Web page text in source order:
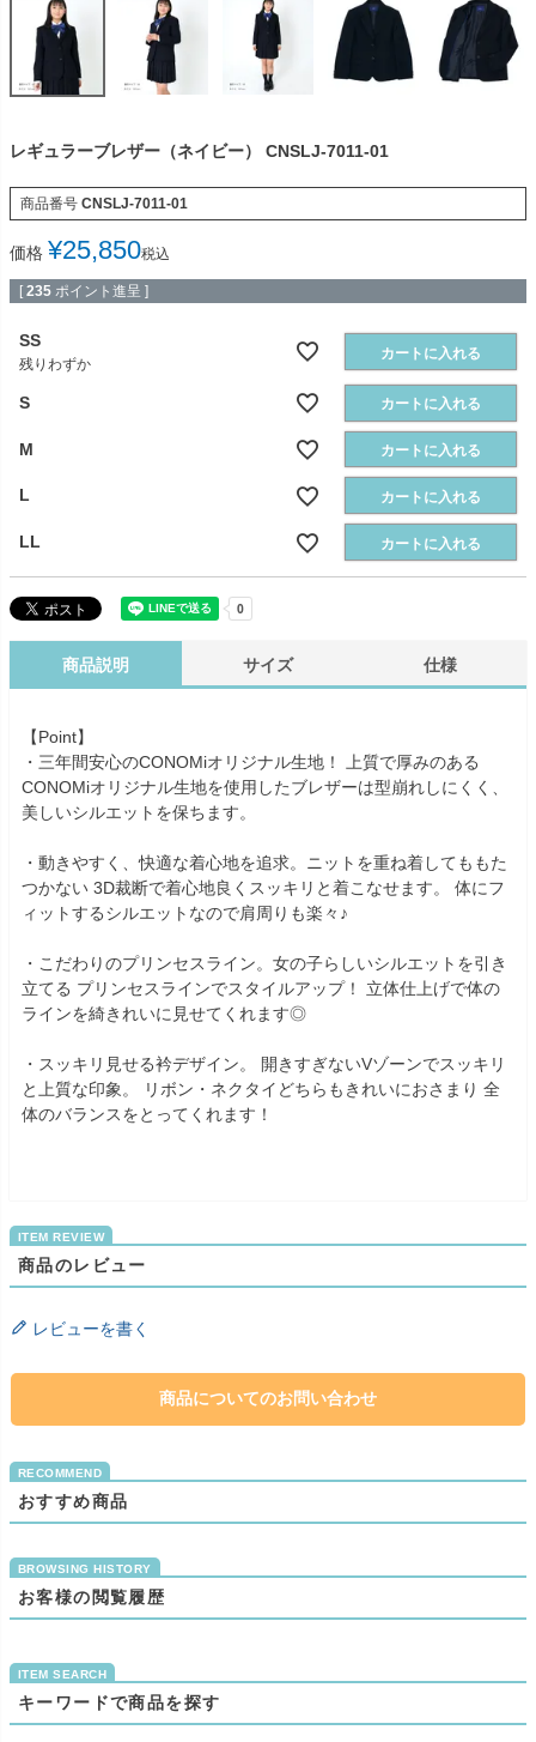
レギュラーブレザー（ネイビー） CNSLJ-7011-01
商品番号 CNSLJ-7011-01
価格 ¥25,850税込
[ 235 ポイント進呈 ]
SS
残りわずか
カートに入れる
S カートに入れる
M カートに入れる
L カートに入れる
LL カートに入れる
商品説明 サイズ 仕様
【Point】
・三年間安心のCONOMiオリジナル生地！ 上質で厚みのある
CONOMiオリジナル生地を使用したブレザーは型崩れしにくく、
美しいシルエットを保ちます。
・動きやすく、快適な着心地を追求。ニットを重ね着してももた
つかない 3D裁断で着心地良くスッキリと着こなせます。 体にフ
ィットするシルエットなので肩周りも楽々♪
・こだわりのプリンセスライン。女の子らしいシルエットを引き
立てる プリンセスラインでスタイルアップ！ 立体仕上げで体の
ラインを綺きれいに見せてくれます◎
・スッキリ見せる衿デザイン。 開きすぎないVゾーンでスッキリ
と上質な印象。 リボン・ネクタイどちらもきれいにおさまり 全
体のバランスをとってくれます！
商品のレビュー
レビューを書く
商品についてのお問い合わせ
おすすめ商品
お客様の閲覧履歴
キーワードで商品を探す